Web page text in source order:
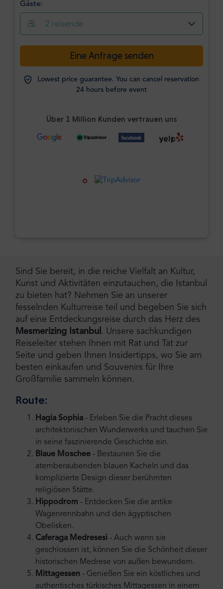
Gäste:
2 reisende
Eine Anfrage senden
Lowest price guarantee. You can cancel reservation
24 hours before event
Über 1 Million Kunden vertrauen uns
Sind Sie bereit, in die reiche Vielfalt an Kultur,
Kunst und Aktivitäten einzutauchen, die Istanbul
zu bieten hat? Nehmen Sie an unserer
fesselnden Kulturreise teil und begeben Sie sich
auf eine Entdeckungsreise durch das Herz des
Mesmerizing Istanbul . Unsere sachkundigen
Reiseleiter stehen Ihnen mit Rat und Tat zur
Seite und geben Ihnen Insidertipps, wo Sie am
besten einkaufen und Souvenirs für Ihre
Großfamilie sammeln können.
Route:
Hagia Sophia - Erleben Sie die Pracht dieses
architektonischen Wunderwerks und tauchen Sie
in seine faszinierende Geschichte ein.
Blaue Moschee - Bestaunen Sie die
atemberaubenden blauen Kacheln und das
komplizierte Design dieser berühmten
religiösen Stätte.
Hippodrom - Entdecken Sie die antike
Wagenrennbahn und den ägyptischen
Obelisken.
Caferaga Medresesi - Auch wenn sie
geschlossen ist, können Sie die Schönheit dieser
historischen Medrese von außen bewundern.
Mittagessen - Genießen Sie ein köstliches und
authentisches türkisches Mittagessen in einem